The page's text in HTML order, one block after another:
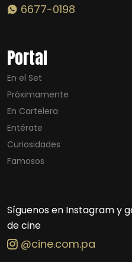
6677-0198
Portal
En el Set
Próximamente
En Cartelera
Entérate
Curiosidades
Famosos
Síguenos en Instagram y
de cine
@cine.com.pa